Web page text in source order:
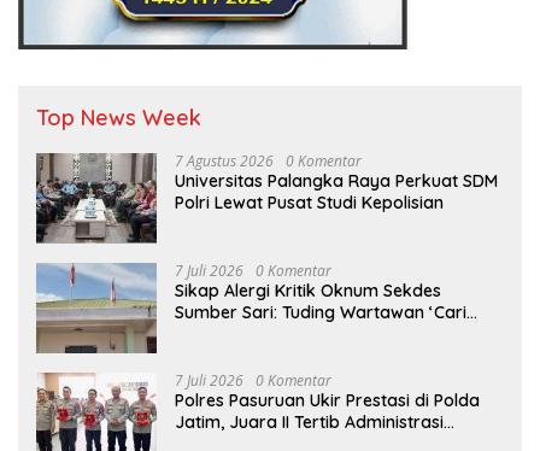
Top News Week
7 Agustus 2026 0 Komentar
Universitas Palangka Raya Perkuat SDM
Polri Lewat Pusat Studi Kepolisian
7 Juli 2026 0 Komentar
Sikap Alergi Kritik Oknum Sekdes
Sumber Sari: Tuding Wartawan ‘Cari
CETAR yang Diduga Mandek
7 Juli 2026 0 Komentar
Polres Pasuruan Ukir Prestasi di Polda
Jatim, Juara II Tertib Administrasi